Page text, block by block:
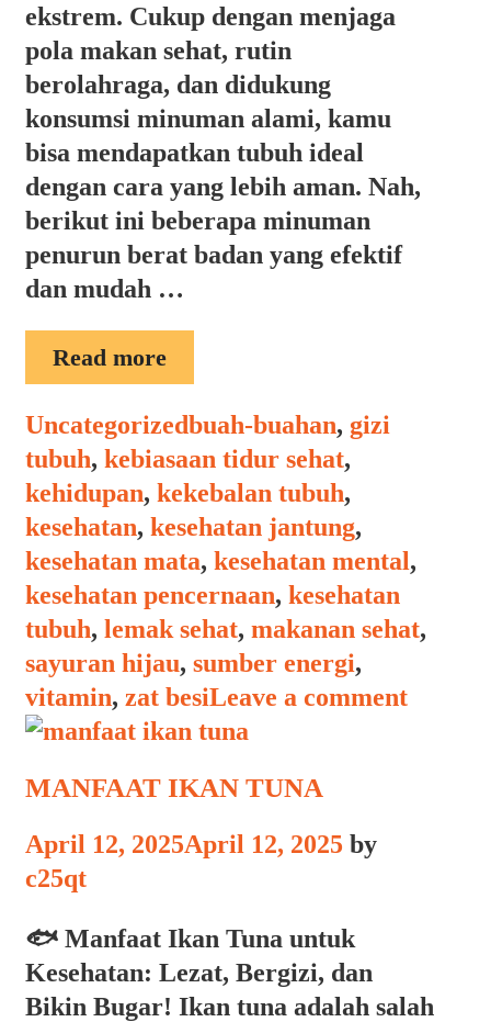
ekstrem. Cukup dengan menjaga
pola makan sehat, rutin
berolahraga, dan didukung
konsumsi minuman alami, kamu
bisa mendapatkan tubuh ideal
dengan cara yang lebih aman. Nah,
berikut ini beberapa minuman
penurun berat badan yang efektif
dan mudah …
Read moreMINUMAN
PENURUN
BERAT
BADAN
Categories
UncategorizedTags
buah-buahan, gizi
tubuh, kebiasaan tidur sehat,
kehidupan, kekebalan tubuh,
kesehatan, kesehatan jantung,
kesehatan mata, kesehatan mental,
kesehatan pencernaan, kesehatan
tubuh, lemak sehat, makanan sehat,
sayuran hijau, sumber energi,
vitamin, zat besiLeave a comment
MANFAAT IKAN TUNA
April 12, 2025April 12, 2025 by
c25qt
🐟 Manfaat Ikan Tuna untuk
Kesehatan: Lezat, Bergizi, dan
Bikin Bugar! Ikan tuna adalah salah